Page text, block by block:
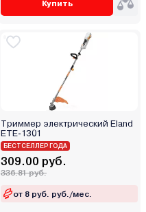
Купить
Триммер электрический Eland
ETE-1301
БЕСТСЕЛЛЕР ГОДА
309.00 руб.
336.81 руб.
от 8 руб. руб./мес.